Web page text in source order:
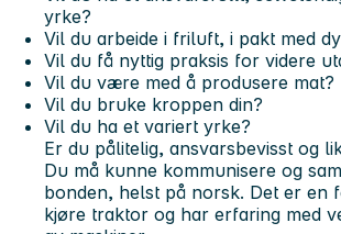
yrke?
Vil du arbeide i friluft, i pakt med
Vil du få nyttig praksis for videre
Vil du være med å produsere mat?
Vil du bruke kroppen din?
Vil du ha et variert yrke?
Er du pålitelig, ansvarsbevisst og
Du må kunne kommunisere og
bonden, helst på norsk. Det er en
kjøre traktor og har erfaring med